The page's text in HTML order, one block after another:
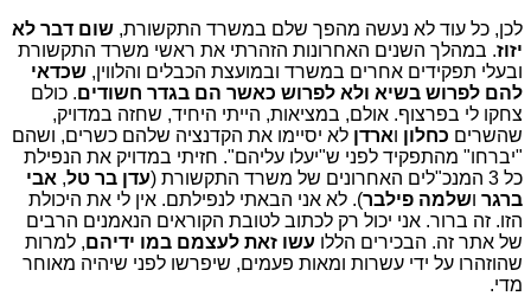
לכן, כל עוד לא נעשה מהפך שלם במשרד התקשורת, שום דבר לא
יזוז. במהלך השנים האחרונות הזהרתי את ראשי משרד התקשורת
ובעלי תפקידים אחרים במשרד ובמועצת הכבלים והלווין, שכדאי
להם לפרוש בשיא ולא לפרוש כאשר הם בגדר חשודים. כולם
צחקו לי בפרצוף. אולם, במציאות, הייתי היחיד, שחזה במדויק,
שהשרים כחלון וארדן לא יסיימו את הקדנציה שלהם כשרים, ושהם
"יברחו" מהתפקיד לפני ש"יעלו עליהם". חזיתי במדויק את הנפילת
כל 3 המנכ"לים האחרונים של משרד התקשורת (
עדן בר טל, אבי
ברגר ושלמה פילבר). לא אני הבאתי לנפילתם. אין לי את היכולת
הזו. זה ברור. אני יכול רק לכתוב לטובת הקוראים הנאמנים הרבים
של אתר זה. הבכירים הללו עשו זאת לעצמם במו ידיהם, למרות
שהוזהרו על ידי עשרות ומאות פעמים, שיפרשו לפני שיהיה מאוחר
מדי.